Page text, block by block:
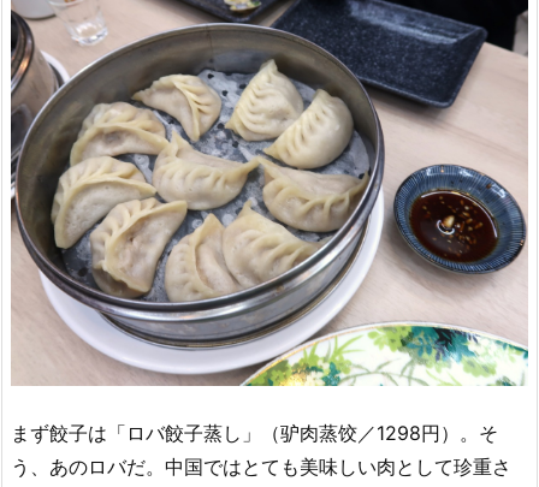
まず餃子は「ロバ餃子蒸し」（驴肉蒸饺／1298円）。そ
う、あのロバだ。中国ではとても美味しい肉として珍重さ